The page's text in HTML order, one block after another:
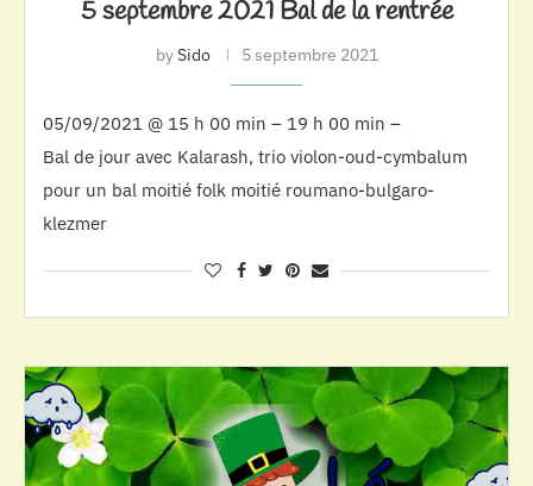
5 septembre 2021 Bal de la rentrée
bySido 5 septembre 2021
05/09/2021 @ 15 h 00 min – 19 h 00 min –
Bal de jour avec Kalarash, trio violon-oud-cymbalum
pour un bal moitié folk moitié roumano-bulgaro-
klezmer